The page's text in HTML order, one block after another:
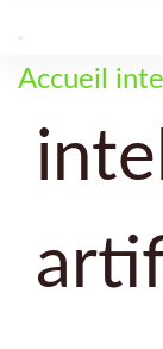
?
Accueil